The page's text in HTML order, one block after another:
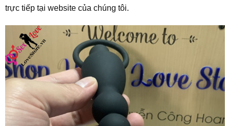
trực tiếp tại website của chúng tôi.